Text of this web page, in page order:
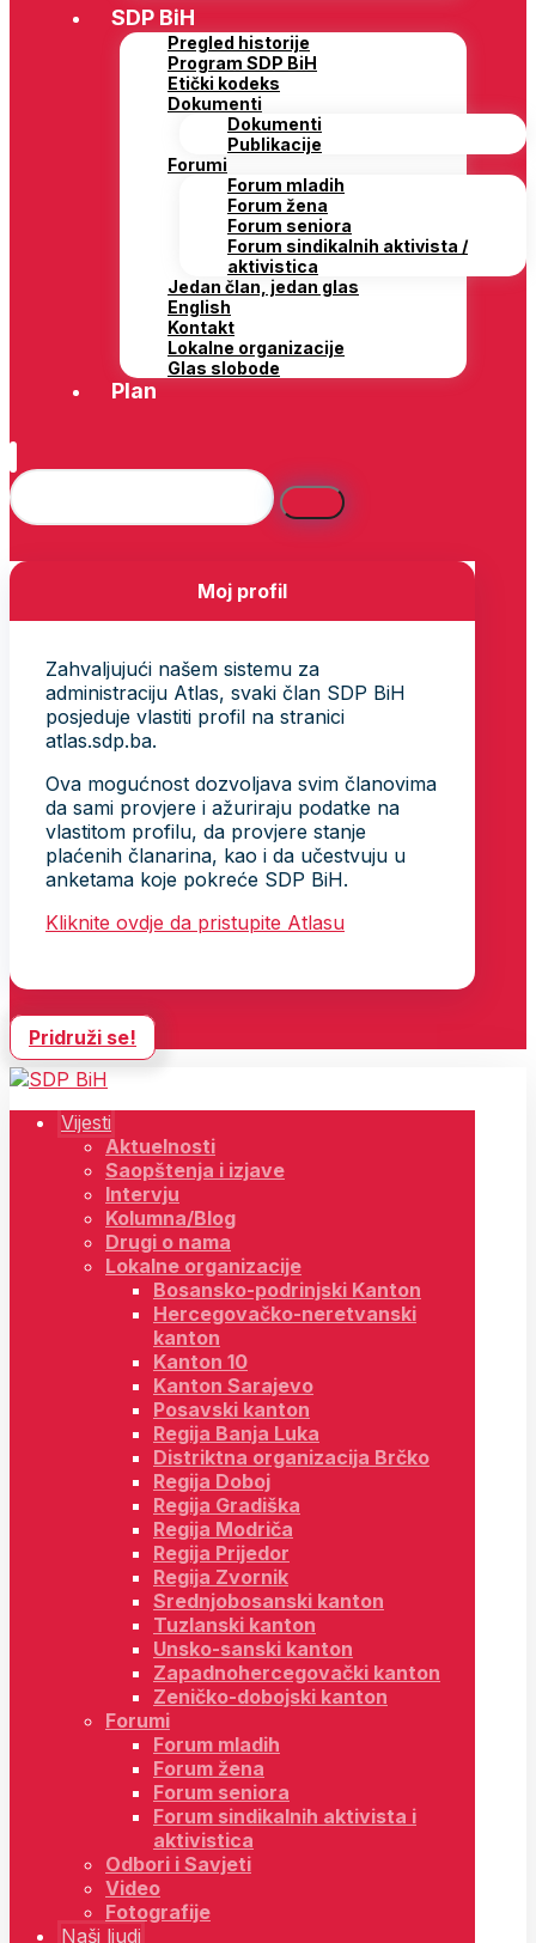
SDP BiH
Pregled historije
Program SDP BiH
Etički kodeks
Dokumenti
Dokumenti
Publikacije
Forumi
Forum mladih
Forum žena
Forum seniora
Forum sindikalnih aktivista /
aktivistica
Jedan član, jedan glas
English
Kontakt
Lokalne organizacije
Glas slobode
Plan
Moj profil
Zahvaljujući našem sistemu za
administraciju Atlas, svaki član SDP BiH
posjeduje vlastiti profil na stranici
atlas.sdp.ba.
Ova mogućnost dozvoljava svim članovima
da sami provjere i ažuriraju podatke na
vlastitom profilu, da provjere stanje
plaćenih članarina, kao i da učestvuju u
anketama koje pokreće SDP BiH.
Kliknite ovdje da pristupite Atlasu
Pridruži se!
Vijesti
Aktuelnosti
Saopštenja i izjave
Intervju
Kolumna/Blog
Drugi o nama
Lokalne organizacije
Bosansko-podrinjski Kanton
Hercegovačko-neretvanski
kanton
Kanton 10
Kanton Sarajevo
Posavski kanton
Regija Banja Luka
Distriktna organizacija Brčko
Regija Doboj
Regija Gradiška
Regija Modriča
Regija Prijedor
Regija Zvornik
Srednjobosanski kanton
Tuzlanski kanton
Unsko-sanski kanton
Zapadnohercegovački kanton
Zeničko-dobojski kanton
Forumi
Forum mladih
Forum žena
Forum seniora
Forum sindikalnih aktivista i
aktivistica
Odbori i Savjeti
Video
Fotografije
Naši ljudi